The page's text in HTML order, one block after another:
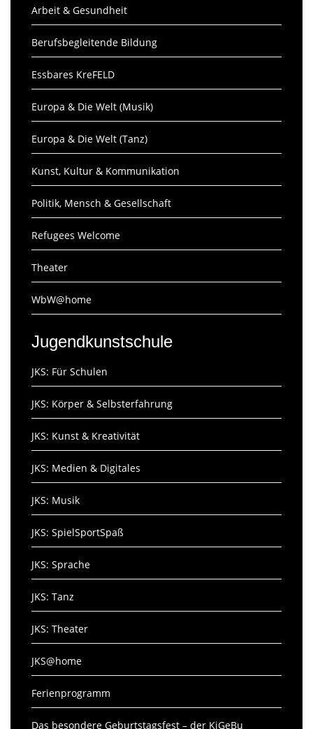
Arbeit & Gesundheit
Berufsbegleitende Bildung
Essbares KreFELD
Europa & Die Welt (Musik)
Europa & Die Welt (Tanz)
Kunst, Kultur & Kommunikation
Politik, Mensch & Gesellschaft
Refugees Welcome
Theater
WbW@home
Jugendkunstschule
JKS: Für Schulen
JKS: Körper & Selbsterfahrung
JKS: Kunst & Kreativität
JKS: Medien & Digitales
JKS: Musik
JKS: SpielSportSpaß
JKS: Sprache
JKS: Tanz
JKS: Theater
JKS@home
Ferienprogramm
Das besondere Geburtstagsfest – der KiGeBu